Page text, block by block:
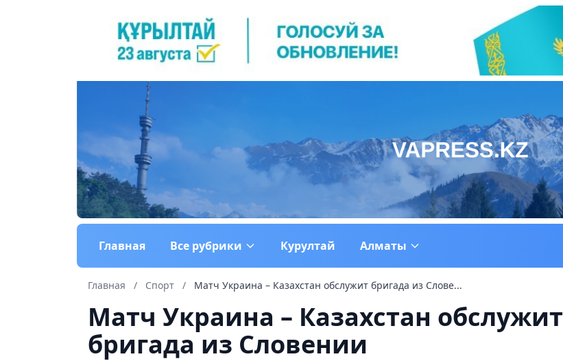
Главная Все рубрики Курултай Алматы
Главная / Спорт / Матч Украина – Казахстан обслужит бригада из Слове...
Матч Украина – Казахстан обслужит
бригада из Словении